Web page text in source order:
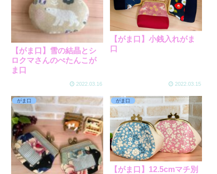
【がま口】雪の結晶とシ
ロクマさんのぺたんこが
ま口
2022.03.16
【がま口】小銭入れがま
口
2022.03.15
がま口 がま口
【がま口】12.5cmマチ別